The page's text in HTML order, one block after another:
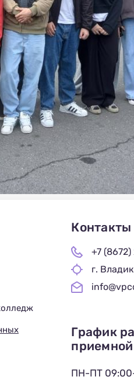
Контакты
+7
г.
График
ПН-ПТ